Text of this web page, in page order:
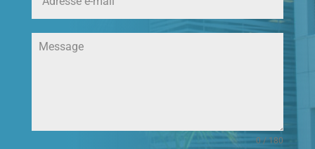
0 / 180